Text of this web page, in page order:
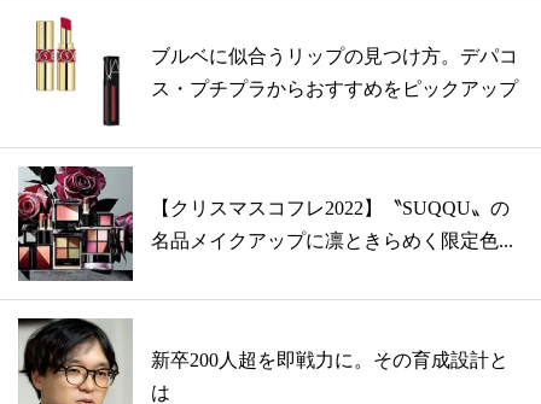
ブルベに似合うリップの見つけ方。デパコ
ス・プチプラからおすすめをピックアップ
【クリスマスコフレ2022】〝SUQQU〟の
名品メイクアップに凛ときらめく限定色...
新卒200人超を即戦力に。その育成設計と
は